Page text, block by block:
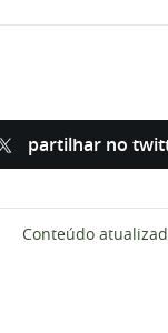
partilhar no
Conteúdo